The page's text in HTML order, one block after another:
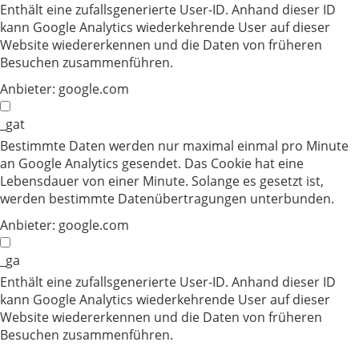
Enthält eine zufallsgenerierte User-ID. Anhand dieser ID
kann Google Analytics wiederkehrende User auf dieser
Website wiedererkennen und die Daten von früheren
Besuchen zusammenführen.
Anbieter: google.com
_gat
Bestimmte Daten werden nur maximal einmal pro Minute
an Google Analytics gesendet. Das Cookie hat eine
Lebensdauer von einer Minute. Solange es gesetzt ist,
werden bestimmte Datenübertragungen unterbunden.
Anbieter: google.com
_ga
Enthält eine zufallsgenerierte User-ID. Anhand dieser ID
kann Google Analytics wiederkehrende User auf dieser
Website wiedererkennen und die Daten von früheren
Besuchen zusammenführen.